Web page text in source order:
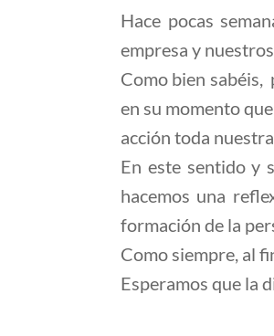
Hace pocas
empresa y
Como bien sabéis,
en su momento
acción toda
En este sentido y
hacemos una
formación de la
Como siempre, al
Esperamos que la